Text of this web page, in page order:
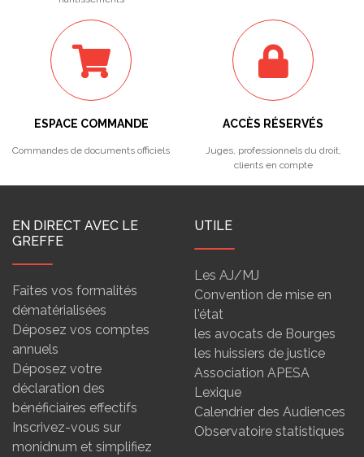
ESPACE COMMANDE
Commandes de documents officiels
ACCÈS RÉSERVÉS
Juges, professionnels du droit,
clients en compte
EN DIRECT AVEC LE
GREFFE
Faites vos formalités
dématérialisées
Déposez vos comptes
annuels
Déposez votre
déclaration des
bénéficiaires effectifs
Inscrivez-vous sur
monidnum et simplifiez
UTILE
Les AJ/MJ
Convention de mise en
l'état
les avocats de Bourges
les huissiers de justice
Association APESA
Lexique
Calendrier des Audiences
Observatoire statistiques